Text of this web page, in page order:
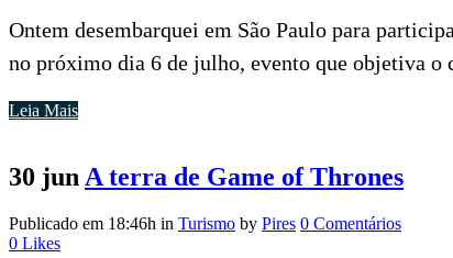
Ontem desembarquei em São Paulo para
no próximo dia 6 de julho, evento que objetiva o
Leia Mais
30 jun A terra de Game of Thrones
Publicado em 18:46h in Turismo by Pires 0 Comentários
0 Likes